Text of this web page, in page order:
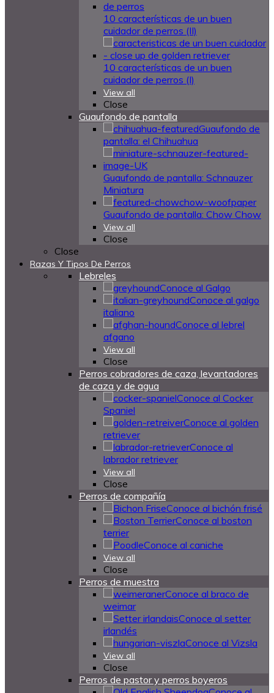
10 características de un buen
cuidador de perros (II)
10 características de un buen
cuidador de perros (I)
View all
Close
Guaufondo de pantalla
Guaufondo de
pantalla: el Chihuahua
Guaufondo de pantalla: Schnauzer
Miniatura
Guaufondo de pantalla: Chow Chow
View all
Close
Close
Razas Y Tipos De Perros
Lebreles
Conoce al Galgo
Conoce al galgo
italiano
Conoce al lebrel
afgano
View all
Close
Perros cobradores de caza, levantadores
de caza y de agua
Conoce al Cocker
Spaniel
Conoce al golden
retriever
Conoce al
labrador retriever
View all
Close
Perros de compañía
Conoce al bichón frisé
Conoce al boston
terrier
Conoce al caniche
View all
Close
Perros de muestra
Conoce al braco de
weimar
Conoce al setter
irlandés
Conoce al Vizsla
View all
Close
Perros de pastor y perros boyeros